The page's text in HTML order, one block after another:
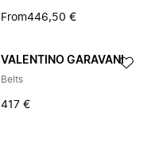
From446,50 €
VALENTINO GARAVANI
Belts
417 €